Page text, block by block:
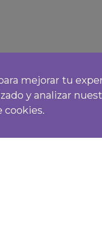
mejorar tu
y analizar
cookies.